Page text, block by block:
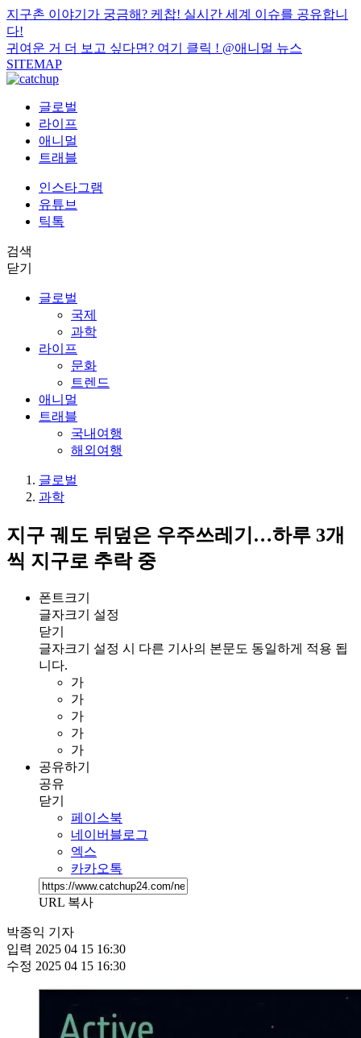
지구촌 이야기가 궁금해? 케찹! 실시간 세계 이슈를 공유합니
다!
귀여운 거 더 보고 싶다면? 여기 클릭 ! @애니멀 뉴스
SITEMAP
글로벌
라이프
애니멀
트래블
인스타그램
유튜브
틱톡
검색
닫기
글로벌
국제
과학
라이프
문화
트렌드
애니멀
트래블
국내여행
해외여행
글로벌
과학
지구 궤도 뒤덮은 우주쓰레기…하루 3개
씩 지구로 추락 중
폰트크기
글자크기 설정
닫기
글자크기 설정 시 다른 기사의 본문도 동일하게 적용 됩
니다.
가
가
가
가
가
공유하기
공유
닫기
페이스북
네이버블로그
엑스
카카오톡
URL 복사
박종익 기자
입력 2025 04 15 16:30
수정 2025 04 15 16:30